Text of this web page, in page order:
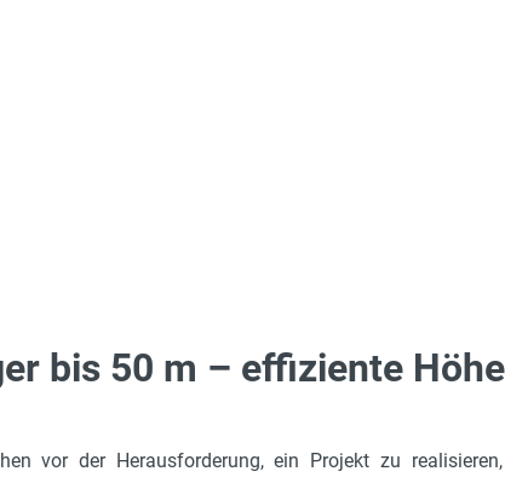
bis 50 m – effiziente
vor der Herausforderung, ein Projekt zu